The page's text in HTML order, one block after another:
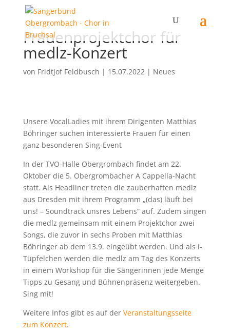
Frauenprojektchor für
medlz-Konzert
von Fridtjof Feldbusch | 15.07.2022| Neues
Unsere VocalLadies mit ihrem Dirigenten Matthias
Böhringer suchen interessierte Frauen für einen
ganz besonderen Sing-Event
In der TVO-Halle Obergrombach findet am 22.
Oktober die 5. Obergrombacher A Cappella-Nacht
statt. Als Headliner treten die zauberhaften medlz
aus Dresden mit ihrem Programm „(das) läuft bei
uns! – Soundtrack unsres Lebens“ auf. Zudem singen
die medlz gemeinsam mit einem Projektchor zwei
Songs, die zuvor in sechs Proben mit Matthias
Böhringer ab dem 13.9. eingeübt werden. Und als i-
Tüpfelchen werden die medlz am Tag des Konzerts
in einem Workshop für die Sängerinnen jede Menge
Tipps zu Gesang und Bühnenpräsenz weitergeben.
Sing mit!
Weitere Infos gibt es auf der Veranstaltungsseite
zum Konzert.